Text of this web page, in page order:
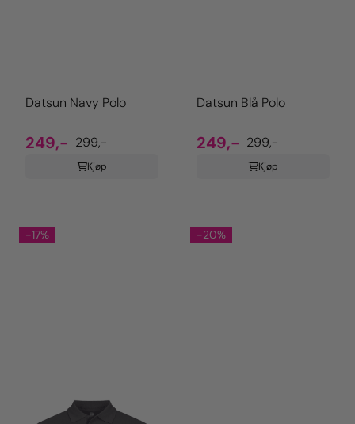
Datsun Navy Polo
249,- 299,-
Kjøp
Datsun Blå Polo
249,- 299,-
Kjøp
-17% -20%